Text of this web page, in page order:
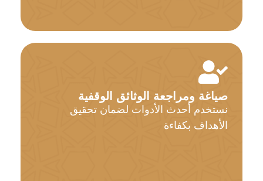
صياغة ومراجعة الوثائق الوقفية
نستخدم أحدث الأدوات لضمان تحقيق
الأهداف بكفاءة